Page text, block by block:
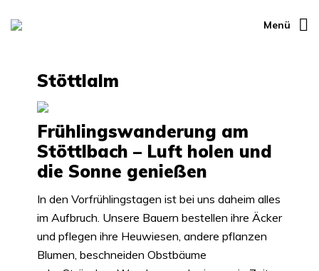
Menü
Stöttlalm
Frühlingswanderung am
Stöttlbach – Luft holen und
die Sonne genießen
In den Vorfrühlingstagen ist bei uns daheim alles
im Aufbruch. Unsere Bauern bestellen ihre Äcker
und pflegen ihre Heuwiesen, andere pflanzen
Blumen, beschneiden Obstbäume